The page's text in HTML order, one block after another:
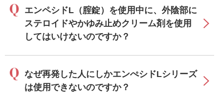
エンペシドL（腟錠）を使用中に、外陰部に
ステロイドやかゆみ止めクリーム剤を使用
してはいけないのですか？
なぜ再発した人にしかエンぺシドLシリーズ
は使用できないのですか？